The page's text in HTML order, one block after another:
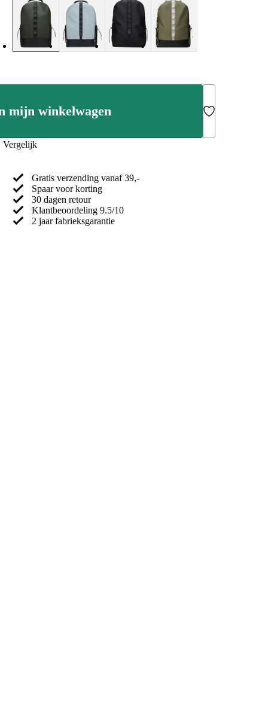
mijn winkelwagen Add to Wishlist
Vergelijk
Gratis verzending vanaf 39,-
Spaar voor korting
30 dagen retour
Klantbeoordeling 9.5/10
2 jaar fabrieksgarantie